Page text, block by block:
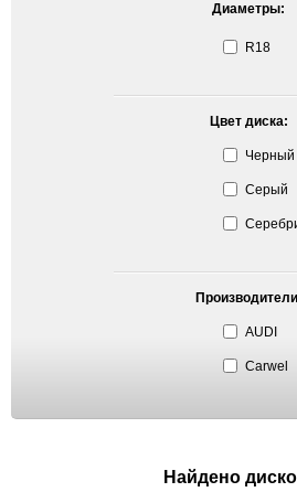
Диаметры:
R18
Цвет диска:
Черный
Серый
AUDI
Carwel
Найдено